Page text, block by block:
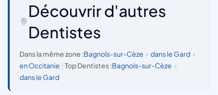
Découvrir d'autres
Dentistes
Dans la même zone :Bagnols-sur-Cèze • dans le Gard •
en Occitanie
Top Dentistes :Bagnols-sur-Cèze •
dans le Gard